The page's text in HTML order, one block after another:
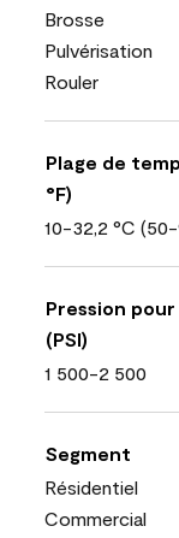
Brosse
Pulvérisation
Rouler
Plage de
°F)
10-32,2 °C
Pression
(PSI)
1 500-2 500
Segment
Résidentiel
Commercial